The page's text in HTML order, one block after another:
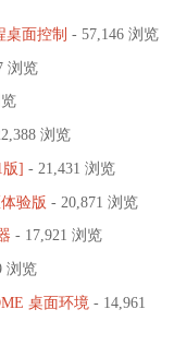
桌面控制 - 57,146 浏览
浏览
浏览
] - 21,431 浏览
验版 - 20,871 浏览
- 17,921 浏览
浏览
桌面环境 - 14,961